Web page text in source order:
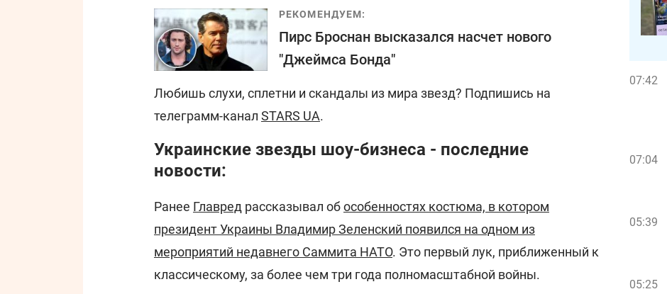
РЕКОМЕНДУЕМ:
Пирс Броснан высказался насчет нового
"Джеймса Бонда"
Любишь слухи, сплетни и скандалы из мира звезд? Подпишись на
телеграмм-канал STARS UA.
Украинские звезды шоу-бизнеса - последние
новости:
Ранее Главред рассказывал обособенностях костюма, в котором
президент Украины Владимир Зеленский появился на одном из
мероприятий недавнего Саммита НАТО. Это первый лук, приближенный к
классическому, за более чем три года полномасштабной войны.
07:42
07:04
05:39
05:25